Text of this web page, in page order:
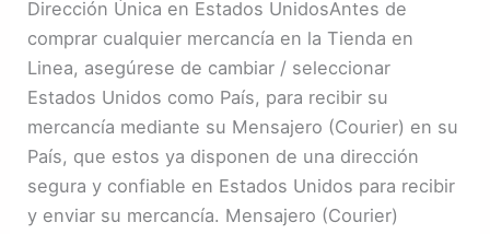
Dirección Única en Estados UnidosAntes de
comprar cualquier mercancía en la Tienda en
Linea, asegúrese de cambiar / seleccionar
Estados Unidos como País, para recibir su
mercancía mediante su Mensajero (Courier) en su
País, que estos ya disponen de una dirección
segura y confiable en Estados Unidos para recibir
y enviar su mercancía. Mensajero (Courier)
Mercancía
Desde
China
/
Estados
Unidos
/
Y